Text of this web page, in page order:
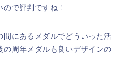
で評判ですね！
間にあるメダルでどういった活
の周年メダルも良いデザインの